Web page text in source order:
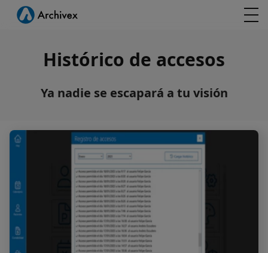
Histórico de accesos
Ya nadie se escapará a tu visión